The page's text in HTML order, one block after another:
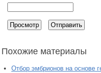
Похожие материалы
Отбор эмбрионов на основе